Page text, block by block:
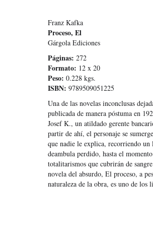
Franz Kafka
Proceso, El
Gárgola Ediciones
Páginas: 272
Formato: 12 x 20
Peso: 0.228 kgs.
ISBN: 9789509051225
Una de las novelas inconclusas
publicada de manera póstuma en
Josef K., un atildado gerente
partir de ahí, el personaje se
que nadie le explica, recorriendo
deambula perdido, hasta el
totalitarismos que cubrirán de
novela del absurdo, El proceso, a
naturaleza de la obra, es uno de